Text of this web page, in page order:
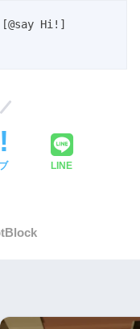
Hi!]
LINE